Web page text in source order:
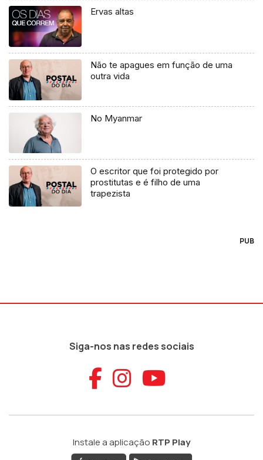
Ervas altas
Não te apagues em função de uma
outra vida
No Myanmar
O escritor que foi protegido por
prostitutas e é filho de uma
trapezista
PUB
Siga-nos nas redes sociais
Aceder ao
Aceder ao
Aceder
Instale a aplicação RTP Play